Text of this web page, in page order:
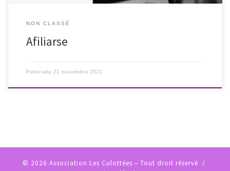
NON CLASSÉ
Afiliarse
Publicada 21 noviembre 2021
© 2026 Association Les Culottées – Tout droit réservé /